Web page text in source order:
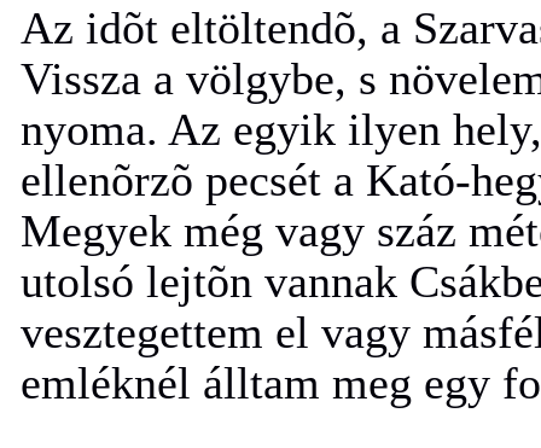
Az idõt eltöltendõ, a
Vissza a völgybe, s
nyoma. Az egyik ilyen
ellenõrzõ pecsét a Kató-
Megyek még vagy száz
utolsó lejtõn vannak
vesztegettem el vagy
emléknél álltam meg egy